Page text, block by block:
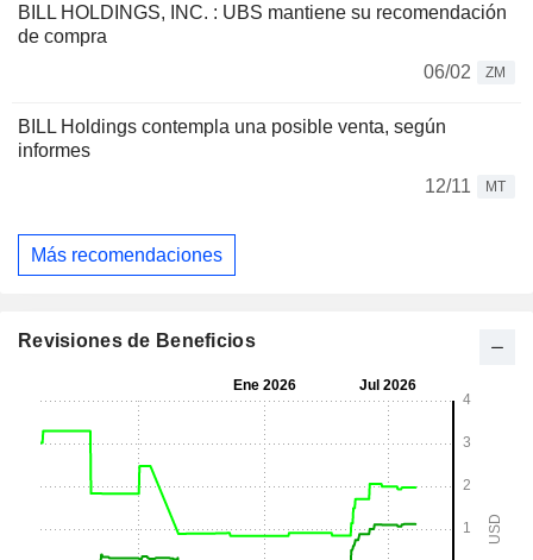
BILL HOLDINGS, INC. : UBS mantiene su recomendación
de compra
06/02
ZM
BILL Holdings contempla una posible venta, según
informes
12/11
MT
Más recomendaciones
Revisiones de Beneficios